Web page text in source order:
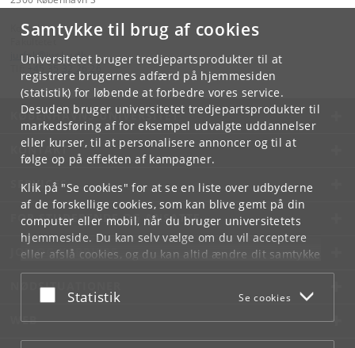
Samtykke til brug af cookies
Universitetet bruger tredjepartsprodukter til at
registrere brugernes adfærd på hjemmesiden
(statistik) for løbende at forbedre vores service.
Desuden bruger universitetet tredjepartsprodukter til
markedsføring af for eksempel udvalgte uddannelser
eller kurser, til at personalisere annoncer og til at
følge op på effekten af kampagner.
Klik på "Se cookies" for at se en liste over udbyderne
af de forskellige cookies, som kan blive gemt på din
computer eller mobil, når du bruger universitetets
hjemmeside. Du kan selv vælge om du vil acceptere
eller afslå cookies, og du kan altid ændre dit samtykke
underCookie- og privatlivspolitiksom du finder i
bunden af hver side.
Acceptér eller afslå
Statistik Se cookies
Kontakt:
jurfak @jur.ku.dk
KØBENHAVNS UNIVERSITET
KONTAKT
SERVICES
FOR STUDERENDE OG ANSATTE
JOB OG KARRIERE
NØDSITUATIONER
WEB